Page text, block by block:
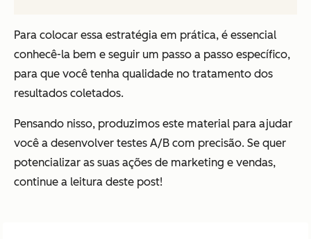
Para colocar essa estratégia em prática, é essencial
conhecê-la bem e seguir um passo a passo específico,
para que você tenha qualidade no tratamento dos
resultados coletados.
Pensando nisso, produzimos este material para ajudar
você a desenvolver testes A/B com precisão. Se quer
potencializar as suas ações de marketing e vendas,
continue a leitura deste post!